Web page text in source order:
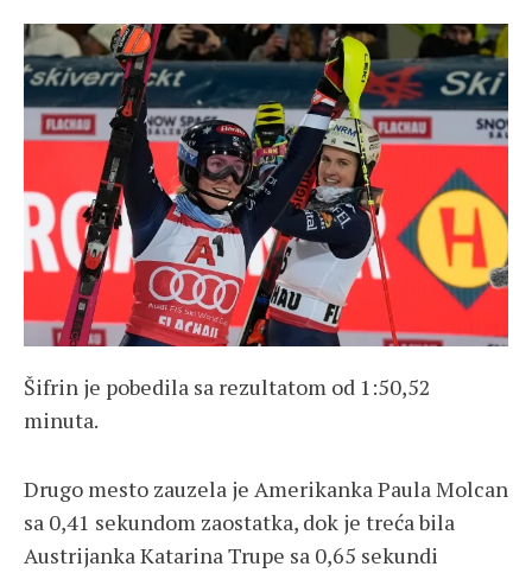
Šifrin je pobedila sa rezultatom od 1:50,52
minuta.
Drugo mesto zauzela je Amerikanka Paula Molcan
sa 0,41 sekundom zaostatka, dok je treća bila
Austrijanka Katarina Trupe sa 0,65 sekundi